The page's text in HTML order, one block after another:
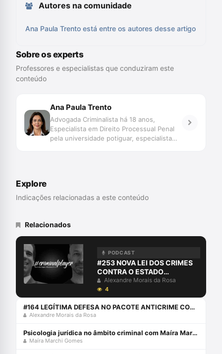
Autores na comunidade
Ana Paula Trento está entre os autores desse artigo
Sobre os experts
Professores e especialistas que conduziram este
conteúdo
Ana Paula Trento
Advogada Criminalista há 18 anos,
Especialista em Direito Processual Penal
pela universidade potiguar, especialista
do Norte, Presidente Nacional da
Senado Federal, Auditora no Tribunal de
Penal no Instituto de Estudos Jurídicos
(IEJUR), Fundadora do Projeto Clara
Camarão - Combate à violência contra
mulher, Coautora e autora em obras
Explore
Indicações relacionadas a este conteúdo
Relacionados
PODCAST
#253 NOVA LEI DOS CRIMES
CONTRA O ESTADO
DEMOCRÁTICO DE DIREITO
Alexandre Morais da Rosa
4
#164 LEGÍTIMA DEFESA NO PACOTE ANTICRIME COM YURI CARNEIRO
Alexandre Morais da Rosa
Psicologia jurídica no âmbito criminal com Maíra Marchi
Maíra Marchi Gomes